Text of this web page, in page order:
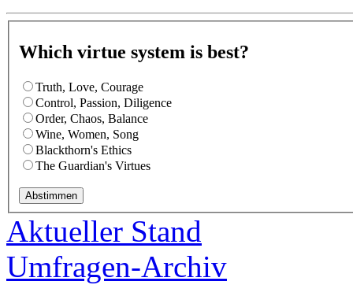
Which virtue system is best?
Truth, Love, Courage
Control, Passion, Diligence
Order, Chaos, Balance
Wine, Women, Song
Blackthorn's Ethics
The Guardian's Virtues
Aktueller Stand
Umfragen-Archiv